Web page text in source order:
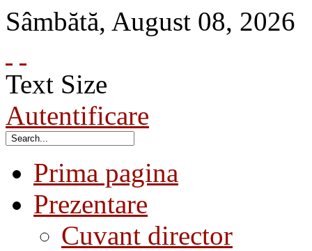
Sâmbătă, August 08, 2026
Text Size
Autentificare
Prima pagina
Prezentare
Cuvant director